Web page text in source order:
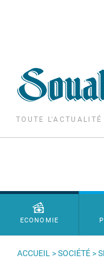
TOUTE
Menu principal
ECONOMIE
ACCUEIL >SOCIÉTÉ >